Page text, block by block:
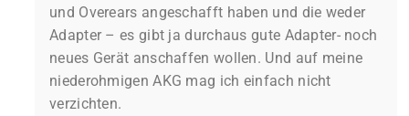
und Overears angeschafft haben und die weder
Adapter – es gibt ja durchaus gute Adapter- noch
neues Gerät anschaffen wollen. Und auf meine
niederohmigen AKG mag ich einfach nicht
verzichten.